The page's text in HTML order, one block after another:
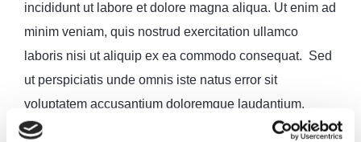
incididunt ut labore et dolore magna aliqua. Ut enim ad
minim veniam, quis nostrud exercitation ullamco
laboris nisi ut aliquip ex ea commodo consequat. Sed
ut perspiciatis unde omnis iste natus error sit
voluptatem accusantium doloremque laudantium,
totam rem